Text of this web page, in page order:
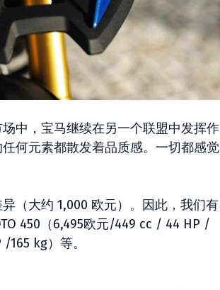
中，宝马继续在另一个联盟中发挥作
何元素都散发着品质感。一切都感觉
（大约 1,000 欧元）。因此，我们有
450（6,495欧元/449 cc / 44 HP /
kg）等。